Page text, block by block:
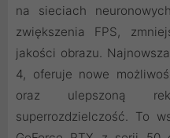
na sieciach
zwiększenia FPS,
jakości obrazu.
4, oferuje nowe
oraz ulepszoną
superrozdzielczość. To